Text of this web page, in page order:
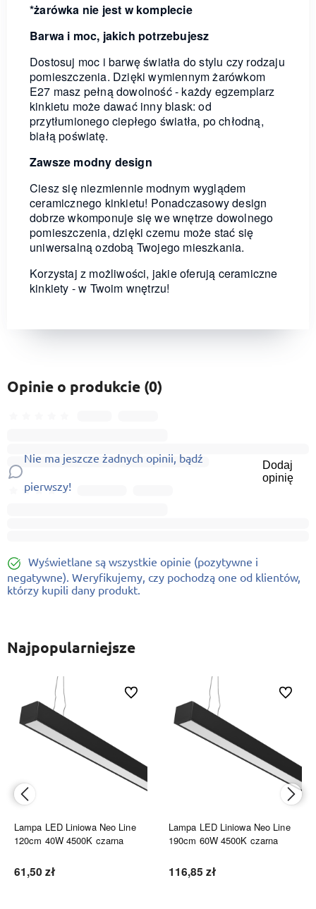
*żarówka nie jest w komplecie
Barwa i moc, jakich potrzebujesz
Dostosuj moc i barwę światła do stylu czy rodzaju
pomieszczenia. Dzięki wymiennym żarówkom
E27 masz pełną dowolność - każdy egzemplarz
kinkietu może dawać inny blask: od
przytłumionego ciepłego światła, po chłodną,
białą poświatę.
Zawsze modny design
Ciesz się niezmiennie modnym wyglądem
ceramicznego kinkietu! Ponadczasowy design
dobrze wkomponuje się we wnętrze dowolnego
pomieszczenia, dzięki czemu może stać się
uniwersalną ozdobą Twojego mieszkania.
Korzystaj z możliwości, jakie oferują ceramiczne
kinkiety - w Twoim wnętrzu!
Opinie o produkcie (0)
Nie ma jeszcze żadnych opinii, bądź
pierwszy!
Dodaj
opinię
Wyświetlane są wszystkie opinie (pozytywne i
negatywne). Weryfikujemy, czy pochodzą one od klientów,
którzy kupili dany produkt.
Najpopularniejsze
Lampa LED Liniowa Neo Line
120cm 40W 4500K czarna
61,50 zł
Do ulubionych
Lampa LED Liniowa Neo Line
190cm 60W 4500K czarna
116,85 zł
Do